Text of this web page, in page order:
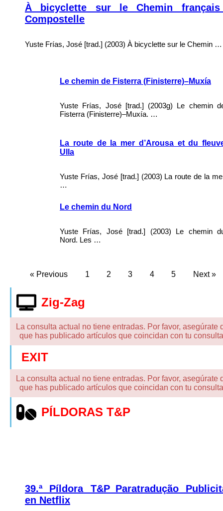
À bicyclette sur le Chemin
Compostelle
Yuste Frías, José [trad.] (2003) À bicyclette sur le Chemin …
Le chemin de Fisterra (Finisterre)–Muxía
Yuste Frías, José [trad.] (2003g) Le chemin
Fisterra (Finisterre)–Muxía. …
La route de la mer d’Arousa et du
Ulla
Yuste Frías, José [trad.] (2003) La route de la
…
Le chemin du Nord
Yuste Frías, José [trad.] (2003) Le chemin
Nord. Les …
« Previous 1 2 3 4 5 Next »
Zig-Zag
La consulta actual no tiene entradas. Por favor, asegúrate
que has publicado artículos que coincidan con tu
EXIT
La consulta actual no tiene entradas. Por favor, asegúrate
que has publicado artículos que coincidan con tu
PÍLDORAS T&P
39.ª Píldora T&P_Paratradução
en Netflix